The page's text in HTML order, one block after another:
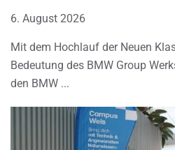
6. August 2026
Mit dem Hochlauf der Neuen
Bedeutung des BMW Group
den BMW